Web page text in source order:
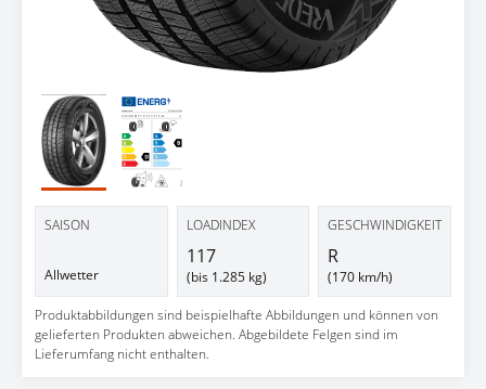
SAISON
Allwetter
LOADINDEX
117
(bis 1.285 kg)
GESCHWINDIGKEIT
R
(170 km/h)
Produktabbildungen sind beispielhafte Abbildungen und können von
gelieferten Produkten abweichen. Abgebildete Felgen sind im
Lieferumfang nicht enthalten.